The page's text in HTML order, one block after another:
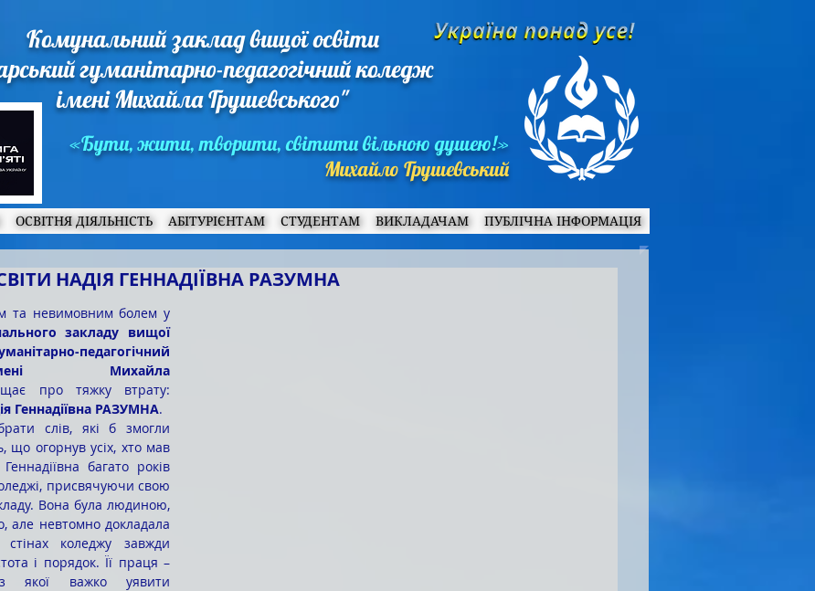
Комунальний заклад вищої освіти
гуманітарно-педагогічний коледж
імені Михайла Грушевського"
«Бути, жити, творити, світити вільною душею!»
Михайло Грушевський
ОСВІТНЯ ДІЯЛЬНІСТЬ АБІТУРІЄНТАМ СТУДЕНТАМ ВИКЛАДАЧАМ ПУБЛІЧНА ІНФОРМАЦІЯ
НАДІЯ ГЕННАДІЇВНА РАЗУМНА
закладу вищої
педагогічний
Михайла
про тяжку втрату:
Геннадіївна РАЗУМНА.
що огорнув усіх, хто мав
багато років
присвячуючи свою
Вона була людиною,
але невтомно докладала
коледжу завжди
і порядок. Її праця –
якої важко уявити